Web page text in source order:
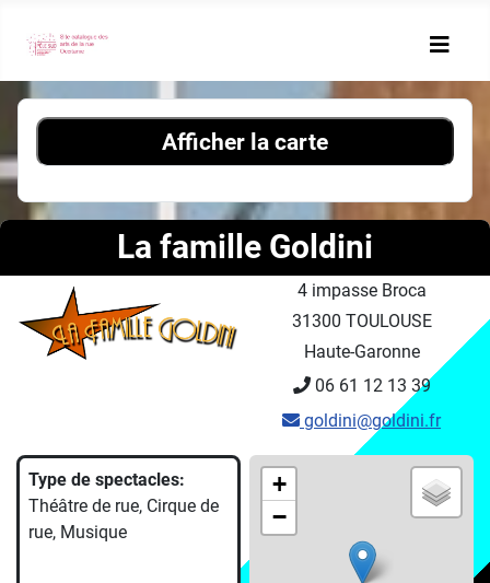
Afficher la carte
La famille Goldini
4 impasse Broca
31300 TOULOUSE
Haute-Garonne
06 61 12 13 39
goldini@goldini.fr
+
−
Type de spectacles:
Théâtre de rue, Cirque de
rue, Musique